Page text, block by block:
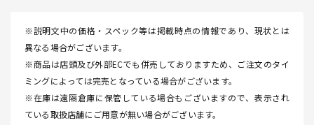
※説明文中の価格・スペック等は掲載時点の情報であり、現状とは
異なる場合がございます。
※商品は店頭及び外部ECでも併売しておりますため、ご注文のタイ
ミングによっては完売となっている場合がございます。
※在庫は遠隔倉庫に保管している場合もございますので、表示され
ている取扱店舗にご用意が無い場合がございます。